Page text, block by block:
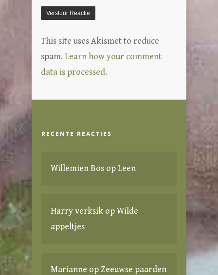
This site uses Akismet to reduce
spam. Learn how your comment
data is processed.
RECENTE REACTIES
Willemien Bos opLeen
Harry verksik opWilde
appeltjes
Marianne opZeeuwse paarden